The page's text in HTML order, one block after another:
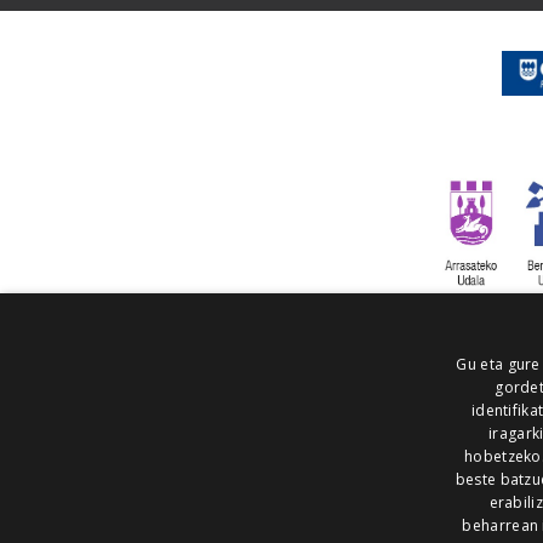
Gu eta
hobetzeko.
beste
beharrean